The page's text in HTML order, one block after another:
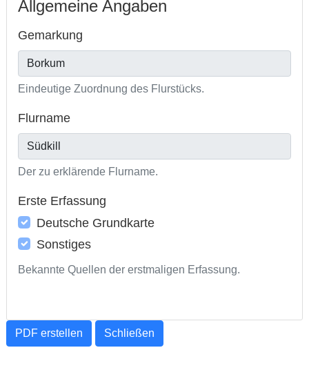
Allgemeine Angaben
Gemarkung
Eindeutige Zuordnung des Flurstücks.
Flurname
Der zu erklärende Flurname.
Erste Erfassung
Deutsche Grundkarte
Sonstiges
Bekannte Quellen der erstmaligen Erfassung.
PDF erstellen Schließen